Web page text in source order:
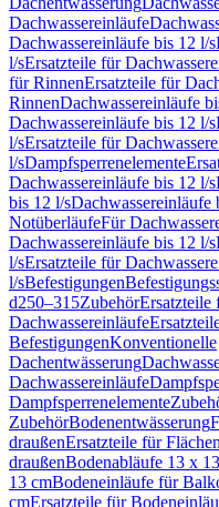
Dachwassereinläufe
Dachwassereinläufe bis 12 l/s
l/sErsatzteile für
für RinnenErsatzteile für
RinnenDachwassereinläufe
Dachwassereinläufe bis 12 l/s
l/sErsatzteile für
l/sDampfsperrenelemente
Dachwassereinläufe bis 12 l/s
bis 12 l/sDachwassereinläufe
NotüberläufeFür
Dachwassereinläufe bis 12 l/s
l/sErsatzteile für
l/sBefestigungen
d250–315ZubehörErsatzteile
Dachwassereinläufe
BefestigungenKonventionelle
Dachentwässerung
Dachwassereinläufe
Dampfsperrenelemente
ZubehörBodenentwässerung
draußenErsatzteile für
draußenBodenabläufe 13 x
13 cmBodeneinläufe für
cmErsatzteile für